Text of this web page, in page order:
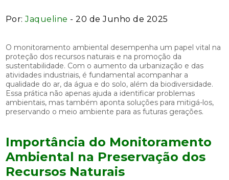
Por:Jaqueline - 20 de Junho de 2025
O monitoramento ambiental desempenha um papel vital na
proteção dos recursos naturais e na promoção da
sustentabilidade. Com o aumento da urbanização e das
atividades industriais, é fundamental acompanhar a
qualidade do ar, da água e do solo, além da biodiversidade.
Essa prática não apenas ajuda a identificar problemas
ambientais, mas também aponta soluções para mitigá-los,
preservando o meio ambiente para as futuras gerações.
Importância do Monitoramento
Ambiental na Preservação dos
Recursos Naturais